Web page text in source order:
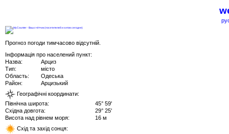
Прогноз погоди тимчасово відсутній.
Інформація про населений пункт:
Назва:
Арциз
Тип:
місто
Область:
Одеська
Район:
Арцизький
Географічні координати:
Північна широта:
45° 59'
Східна довгота:
29° 25'
Висота над рівнем моря:
16 м
Схід та захід сонця: